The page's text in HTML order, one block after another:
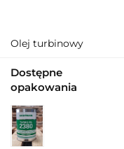
Olej turbinowy
Dostępne
opakowania